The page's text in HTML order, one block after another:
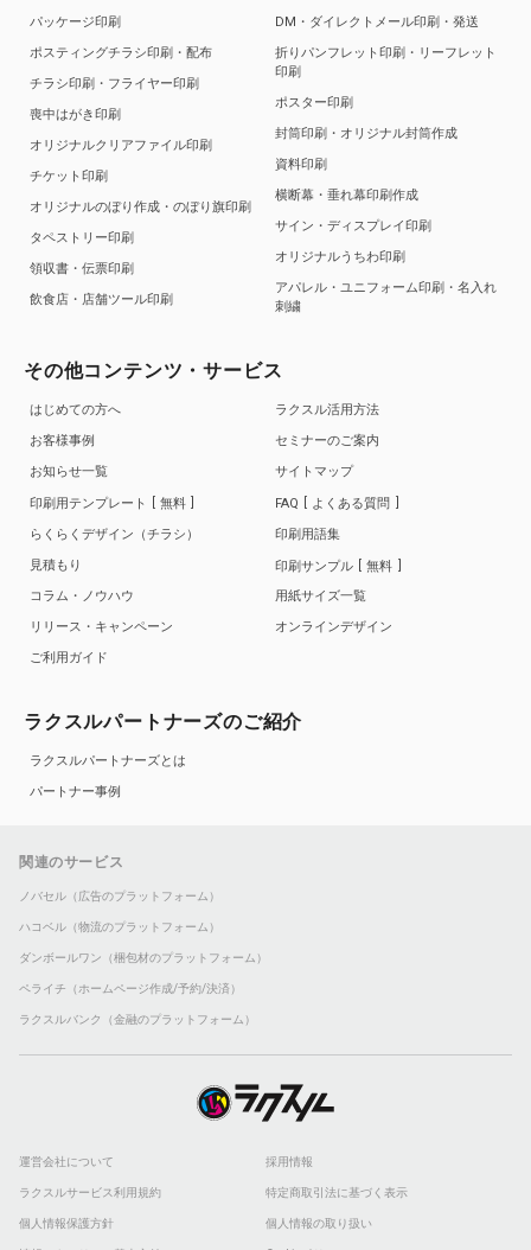
パッケージ印刷
ポスティングチラシ印刷・配布
チラシ印刷・フライヤー印刷
喪中はがき印刷
オリジナルクリアファイル印刷
チケット印刷
オリジナルのぼり作成・のぼり旗印刷
タペストリー印刷
領収書・伝票印刷
飲食店・店舗ツール印刷
DM・ダイレクトメール印刷・発送
折りパンフレット印刷・リーフレット
印刷
ポスター印刷
封筒印刷・オリジナル封筒作成
資料印刷
横断幕・垂れ幕印刷作成
サイン・ディスプレイ印刷
オリジナルうちわ印刷
アパレル・ユニフォーム印刷・名入れ
刺繍
その他コンテンツ・サービス
はじめての方へ
お客様事例
お知らせ一覧
印刷用テンプレート
無料
らくらくデザイン（チラシ）
見積もり
コラム・ノウハウ
リリース・キャンペーン
ご利用ガイド
ラクスル活用方法
セミナーのご案内
サイトマップ
FAQ
よくある質問
印刷用語集
印刷サンプル
無料
用紙サイズ一覧
オンラインデザイン
ラクスルパートナーズのご紹介
ラクスルパートナーズとは
パートナー事例
関連のサービス
ノバセル（広告のプラットフォーム）
ハコベル（物流のプラットフォーム）
ダンボールワン（梱包材のプラットフォーム）
ペライチ（ホームページ作成/予約/決済）
ラクスルバンク（金融のプラットフォーム）
運営会社について 採用情報
ラクスルサービス利用規約 特定商取引法に基づく表示
個人情報保護方針 個人情報の取り扱い